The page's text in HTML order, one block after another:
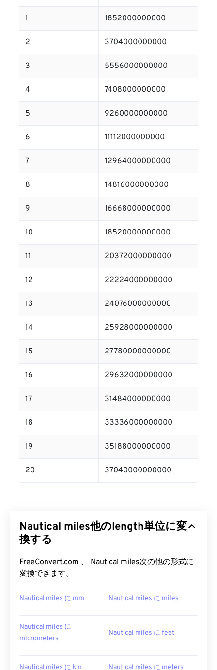
1 1852000000000
2 3704000000000
3 5556000000000
4 7408000000000
5 9260000000000
6 11112000000000
7 12964000000000
8 14816000000000
9 16668000000000
10 18520000000000
11 20372000000000
12 22224000000000
13 24076000000000
14 25928000000000
15 27780000000000
16 29632000000000
17 31484000000000
18 33336000000000
19 35188000000000
20 37040000000000
Nautical miles他のlength単位に変
換する
FreeConvert.com 、 Nautical miles次の他の形式に
変換できます。
Nautical miles に mm Nautical miles に miles
Nautical miles に
micrometers
Nautical miles に feet
Nautical miles に km Nautical miles に meters